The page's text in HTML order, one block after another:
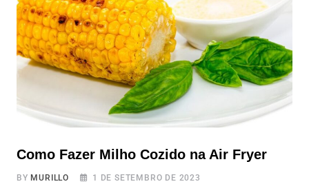
um almoço
Como Fazer Milho Cozido na Air Fryer
BY MURILLO 1 DE SETEMBRO DE 2023